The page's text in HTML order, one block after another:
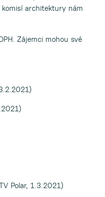
architektury nám
Zájemci mohou své
Polar, 1.3.2021)